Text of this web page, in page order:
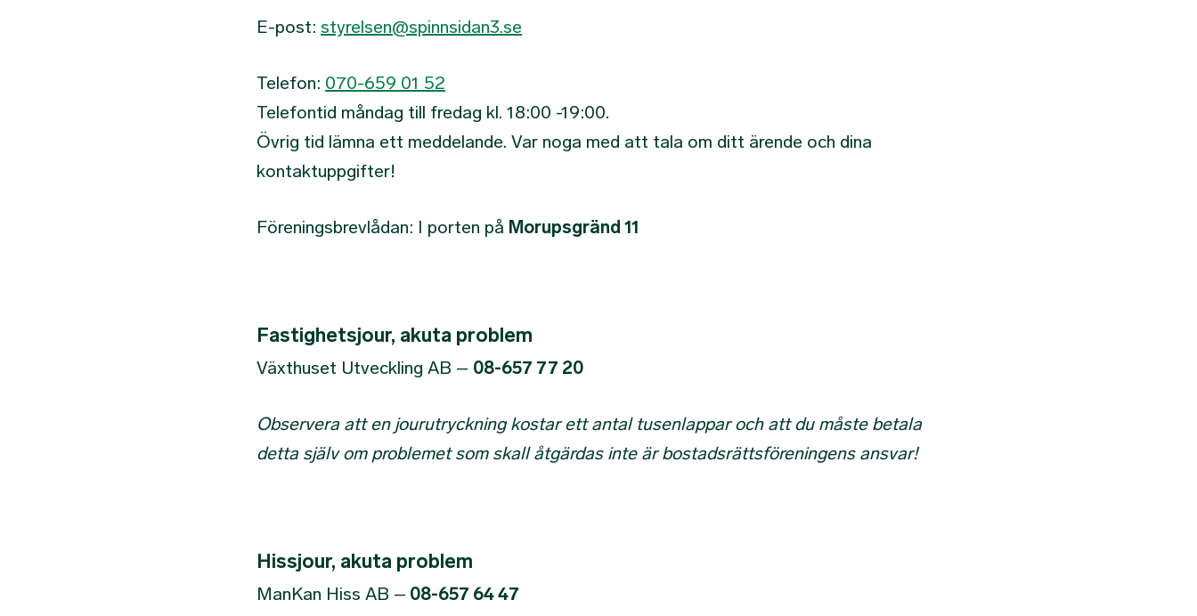
E-post: styrelsen@spinnsidan3.se
Telefon: 070-659 01 52
Telefontid måndag till fredag kl. 18:00 -19:00.
Övrig tid lämna ett meddelande. Var noga med att tala om ditt ärende och dina
kontaktuppgifter!
Föreningsbrevlådan: I porten på Morupsgränd 11
Fastighetsjour, akuta problem
Växthuset Utveckling AB – 08-657 77 20
Observera att en jourutryckning kostar ett antal tusenlappar och att du måste betala
detta själv om problemet som skall åtgärdas inte är bostadsrättsföreningens ansvar!
Hissjour, akuta problem
ManKan Hiss AB – 08-657 64 47